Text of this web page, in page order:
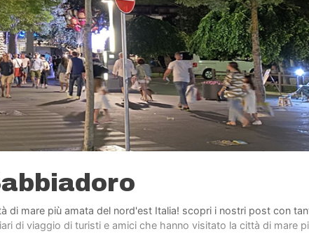
di mare più amata del nord'est Italia! scopri i nostri post con
di viaggio di turisti e amici che hanno visitato la città di mare